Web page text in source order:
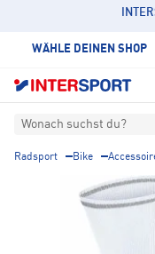
WÄHLE DEINEN SHOP
Wonach suchst du?
Radsport Bike